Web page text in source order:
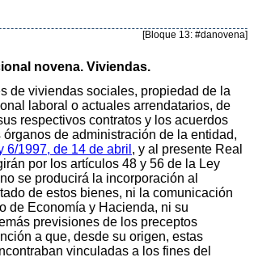
[Bloque 13: #danovena]
novena. Viviendas.
de viviendas sociales, propiedad de la
laboral o actuales arrendatarios, de
respectivos contratos y los acuerdos
de administración de la entidad,
6/1997, de 14 de abril , y al presente Real
por los artículos 48 y 56 de la Ley
se producirá la incorporación al
de estos bienes, ni la comunicación
de Economía y Hacienda, ni su
previsiones de los preceptos
a que, desde su origen, estas
vinculadas a los fines del